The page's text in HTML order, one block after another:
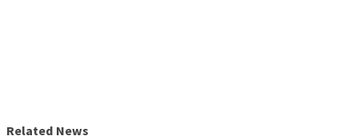
Related News